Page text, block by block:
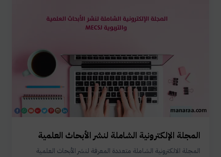
المجلة الإلكترونية الشاملة لنشر الأبحاث العلمية
المجلة الالكترونية الشاملة متعددة المعرفة لنشر الأبحاث العلمية